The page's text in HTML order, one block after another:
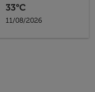
33°C
11/08/2026